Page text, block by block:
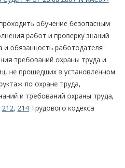
обучение безопасным
работ и проверку знаний
и обязанность работодателя
требований охраны труда и
не прошедших в установленном
по охране труда,
и требований охраны труда,
212, 214 Трудового кодекса